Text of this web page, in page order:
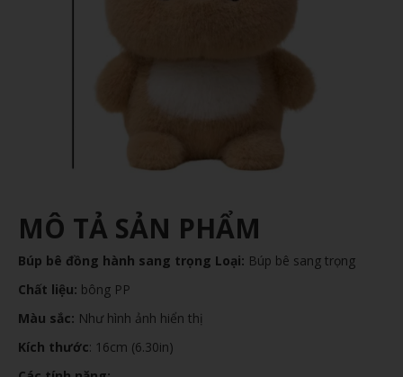
MÔ TẢ SẢN PHẨM
Búp bê đồng hành sang trọng Loại: Búp bê sang trọng
Chất liệu: bông PP
Màu sắc: Như hình ảnh hiển thị
Kích thước: 16cm (6.30in)